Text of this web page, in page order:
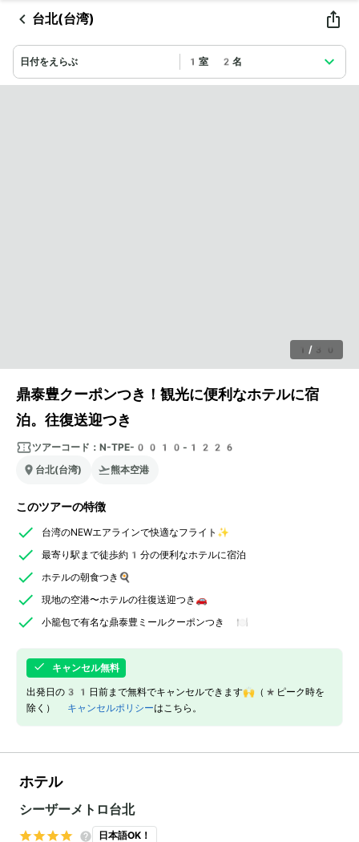
台北(台湾)
日付をえらぶ 1室 2名
1 / 30
鼎泰豊クーポンつき！観光に便利なホテルに宿
泊。往復送迎つき
ツアーコード： N-TPE-0010-1226
台北(台湾)
熊本空港
このツアーの特徴
台湾のNEWエアラインで快適なフライト✨
最寄り駅まで徒歩約1分の便利なホテルに宿泊
ホテルの朝食つき🍳
現地の空港〜ホテルの往復送迎つき🚗
小籠包で有名な鼎泰豊ミールクーポンつき 🍽️
キャンセル無料
出発日の31日前まで無料でキャンセルできます🙌（*ピーク時を
除く） キャンセルポリシーはこちら。
ホテル
シーザーメトロ台北
日本語OK！